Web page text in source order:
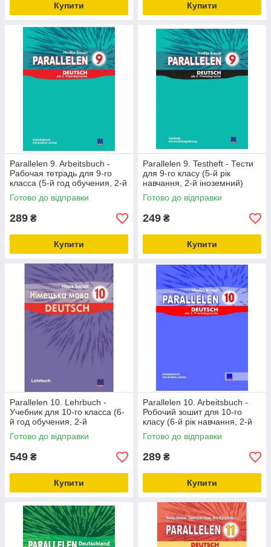
Купити Купити
Parallelen 9. Arbeitsbuch -
Рабочая тетрадь для 9-го
класса (5-й год обучения, 2-й
иностранный)
Готово до відправки
289 ₴
Купити
Parallelen 9. Testheft - Тести
для 9-го класу (5-й рік
навчання, 2-й іноземний)
Готово до відправки
249 ₴
Купити
Parallelen 10. Lehrbuch -
Учебник для 10-го класса (6-
й год обучения, 2-й
иностранный)
Готово до відправки
549 ₴
Купити
Parallelen 10. Arbeitsbuch -
Робочий зошит для 10-го
класу (6-й рік навчання, 2-й
іноземний)
Готово до відправки
289 ₴
Купити